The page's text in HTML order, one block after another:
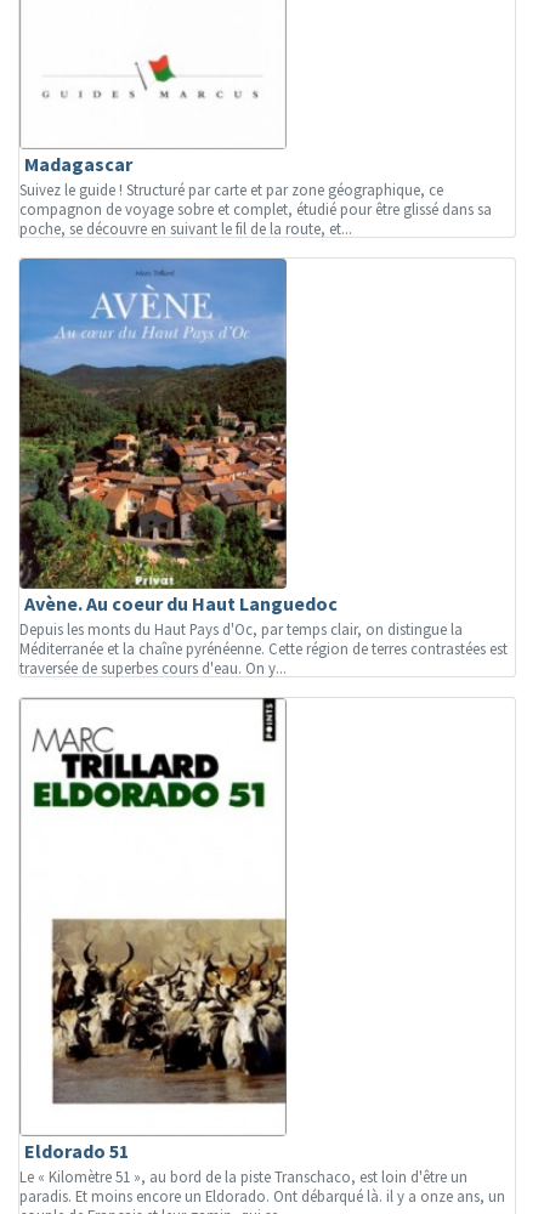
Madagascar
Suivez le guide ! Structuré par carte et par zone géographique, ce
compagnon de voyage sobre et complet, étudié pour être glissé dans sa
poche, se découvre en suivant le fil de la route, et...
Avène. Au coeur du Haut Languedoc
Depuis les monts du Haut Pays d'Oc, par temps clair, on distingue la
Méditerranée et la chaîne pyrénéenne. Cette région de terres contrastées est
traversée de superbes cours d'eau. On y...
Eldorado 51
Le « Kilomètre 51 », au bord de la piste Transchaco, est loin d'être un
paradis. Et moins encore un Eldorado. Ont débarqué là. il y a onze ans, un